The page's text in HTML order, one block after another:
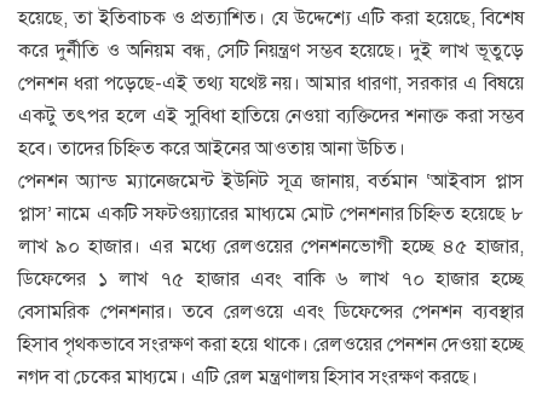
হয়েছে, তা ইতিবাচক ও প্রত্যাশিত। যে উদ্দেশ্যে এটি করা হয়েছে, বিশেষ
করে দুর্নীতি ও অনিয়ম বন্ধ, সেটি নিয়ন্ত্রণ সম্ভব হয়েছে। দুই লাখ ভূতুড়ে
পেনশন ধরা পড়েছে-এই তথ্য যথেষ্ট নয়। আমার ধারণা, সরকার এ বিষয়ে
একটু তৎপর হলে এই সুবিধা হাতিয়ে নেওয়া ব্যক্তিদের শনাক্ত করা সম্ভব
হবে। তাদের চিহ্নিত করে আইনের আওতায় আনা উচিত।
পেনশন অ্যান্ড ম্যানেজমেন্ট ইউনিট সূত্র জানায়, বর্তমান ‘আইবাস প্লাস
প্লাস’ নামে একটি সফটওয়্যারের মাধ্যমে মোট পেনশনার চিহ্নিত হয়েছে ৮
লাখ ৯০ হাজার। এর মধ্যে রেলওয়ের পেনশনভোগী হচ্ছে ৪৫ হাজার,
ডিফেন্সের ১ লাখ ৭৫ হাজার এবং বাকি ৬ লাখ ৭০ হাজার হচ্ছে
বেসামরিক পেনশনার। তবে রেলওয়ে এবং ডিফেন্সের পেনশন ব্যবস্থার
হিসাব পৃথকভাবে সংরক্ষণ করা হয়ে থাকে। রেলওয়ের পেনশন দেওয়া হচ্ছে
নগদ বা চেকের মাধ্যমে। এটি রেল মন্ত্রণালয় হিসাব সংরক্ষণ করছে।